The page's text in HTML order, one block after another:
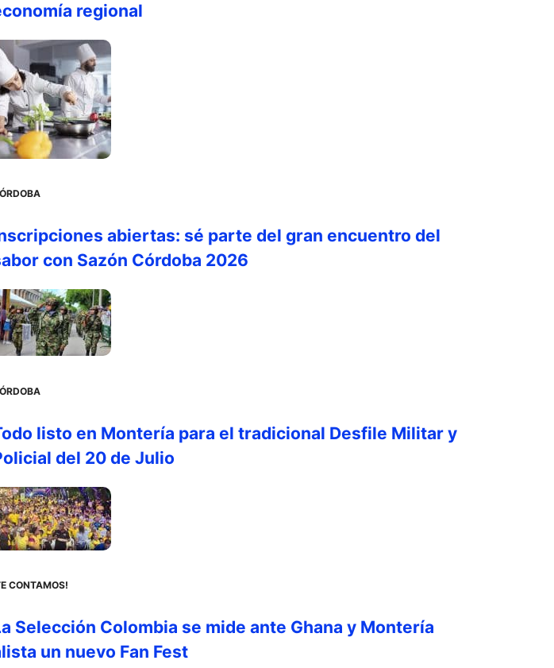
regional
abiertas: sé parte del gran encuentro del
con Sazón Córdoba 2026
listo en Montería para el tradicional Desfile Militar y
del 20 de Julio
CONTAMOS!
Selección Colombia se mide ante Ghana y Montería
un nuevo Fan Fest